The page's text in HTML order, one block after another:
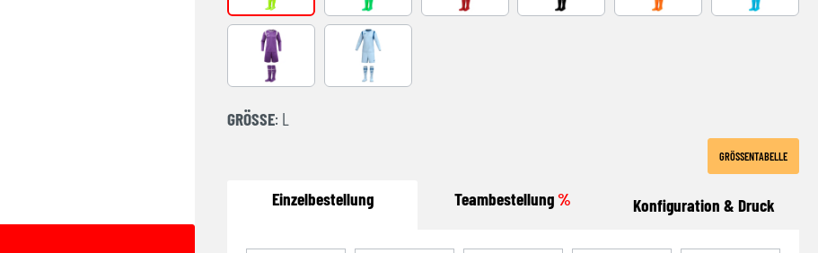
Purple LIGHT BLUE
GRÖSSE : L
GRÖSSENTABELLE
Einzelbestellung Teambestellung% Konfiguration & Druck